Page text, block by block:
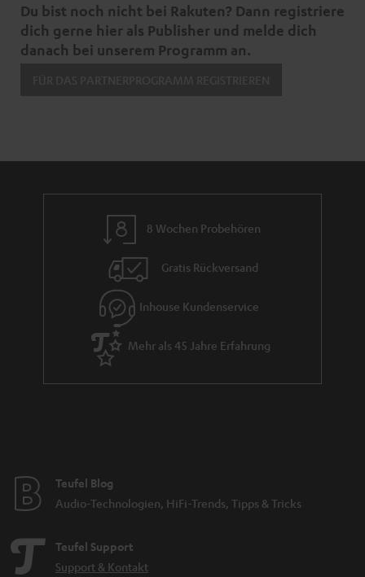
Du bist noch nicht bei Rakuten? Dann registriere
dich gerne hier als Publisher und melde dich
danach bei unserem Programm an.
8 Wochen Probehören
Gratis Rückversand
Inhouse Kundenservice
Mehr als 45 Jahre Erfahrung
Teufel Blog
Audio-Technologien, HiFi-Trends, Tipps & Tricks
Teufel Support
Support & Kontakt